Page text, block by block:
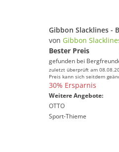
von Gibbon
Bester Preis
gefunden bei
zuletzt überprüft am
Preis kann sich seitdem
30% Ersparnis
Weitere Angebote:
OTTO
Sport-Thieme